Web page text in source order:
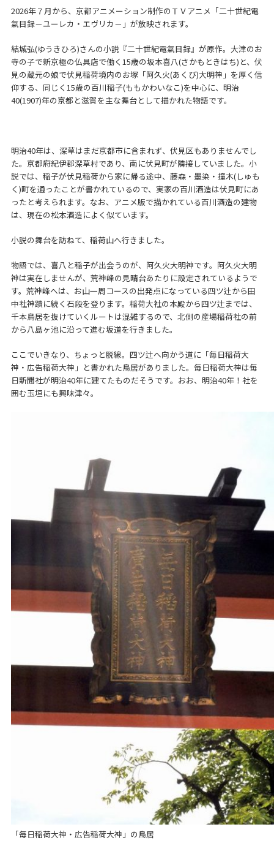
2026年７月から、京都アニメーション制作のＴＶアニメ「二十世紀電
氣目録－ユーレカ・エヴリカ－」が放映されます。
結城弘(ゆうきひろ)さんの小説『二十世紀電氣目録』が原作。大津のお
寺の子で新京極の仏具店で働く15歳の坂本喜八(さかもときはち)と、伏
見の蔵元の娘で伏見稲荷境内のお塚「阿久火(あくび)大明神」を厚く信
仰する、同じく15歳の百川稲子(ももかわいなこ)を中心に、明治
40(1907)年の京都と滋賀を主な舞台として描かれた物語です。
明治40年は、深草はまだ京都市に含まれず、伏見区もありませんでし
た。京都府紀伊郡深草村であり、南に伏見町が隣接していました。小
説では、稲子が伏見稲荷から家に帰る途中、藤森・墨染・撞木(しゅも
く)町を通ったことが書かれているので、実家の百川酒造は伏見町にあ
ったと考えられます。なお、アニメ版で描かれている百川酒造の建物
は、現在の松本酒造によく似ています。
小説の舞台を訪ねて、稲荷山へ行きました。
物語では、喜八と稲子が出会うのが、阿久火大明神です。阿久火大明
神は実在しませんが、荒神峰の見晴台あたりに設定されているようで
す。荒神峰へは、お山一周コースの出発点になっている四ツ辻から田
中社神蹟に続く石段を登ります。稲荷大社の本殿から四ツ辻までは、
千本鳥居を抜けていくルートは混雑するので、北側の産場稲荷社の前
から八島ヶ池に沿って進む坂道を行きました。
ここでいきなり、ちょっと脱線。四ツ辻へ向かう道に「毎日稲荷大
神・広告稲荷大神」と書かれた鳥居がありました。毎日稲荷大神は毎
日新聞社が明治40年に建てたものだそうです。おお、明治40年！社を
囲む玉垣にも興味津々。
「毎日稲荷大神・広告稲荷大神」の鳥居